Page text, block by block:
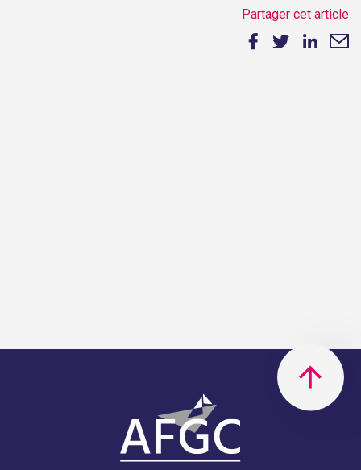
Partager cet article